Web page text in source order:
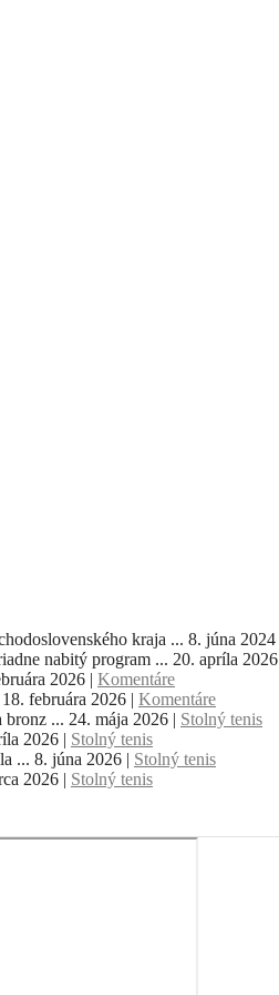
kraja ... 8. júna 2024
nabitý program ... 20. apríla 2026
2026 | Komentáre
18. februára 2026 | Komentáre
bronz ... 24. mája 2026 | Stolný tenis
2026 | Stolný tenis
... 8. júna 2026 | Stolný tenis
2026 | Stolný tenis